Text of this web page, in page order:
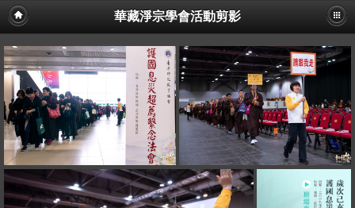
華藏淨宗學會活動剪影